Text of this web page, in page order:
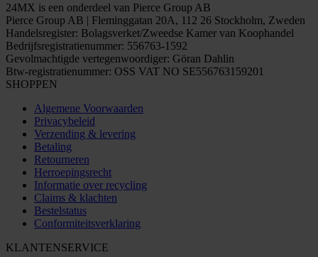
24MX is een onderdeel van Pierce Group AB
Pierce Group AB | Fleminggatan 20A, 112 26 Stockholm, Zweden
Handelsregister: Bolagsverket/Zweedse Kamer van Koophandel
Bedrijfsregistratienummer: 556763-1592
Gevolmachtigde vertegenwoordiger: Göran Dahlin
Btw-registratienummer: OSS VAT NO SE556763159201
SHOPPEN
Algemene Voorwaarden
Privacybeleid
Verzending & levering
Betaling
Retourneren
Herroepingsrecht
Informatie over recycling
Claims & klachten
Bestelstatus
Conformiteitsverklaring
KLANTENSERVICE